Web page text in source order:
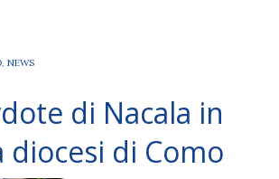
viaggio
in
Mozambico
, NEWS
di Nacala in
diocesi di Como